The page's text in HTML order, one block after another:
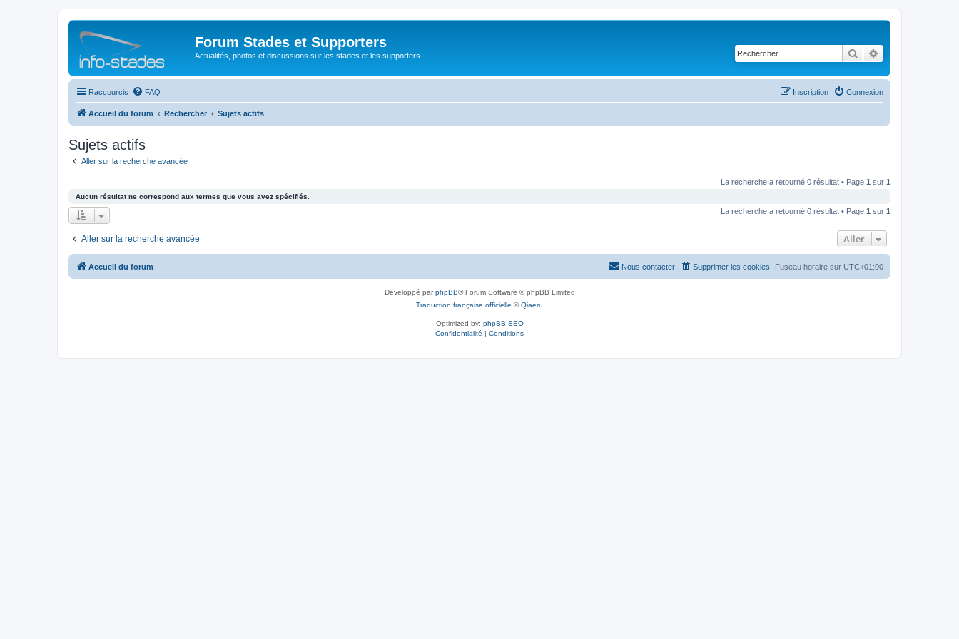
Forum Stades et Supporters
Actualités, photos et discussions sur les stades et les supporters Rechercher
Raccourcis FAQ Connexion
Inscription
Accueil du forum Rechercher Sujets actifs
Sujets actifs
Aller sur la recherche avancée
La recherche a retourné 0 résultat • Page 1 sur 1
Aucun résultat ne correspond aux termes que vous avez spécifiés.
La recherche a retourné 0 résultat • Page 1 sur 1
Aller sur la recherche avancée Aller
Accueil du forum Fuseau horaire sur UTC+01:00
Supprimer les cookies
Nous contacter
Développé parphpBB® Forum Software © phpBB Limited
Traduction française officielle ©Qiaeru
Optimized by: phpBB SEO
Confidentialité | Conditions